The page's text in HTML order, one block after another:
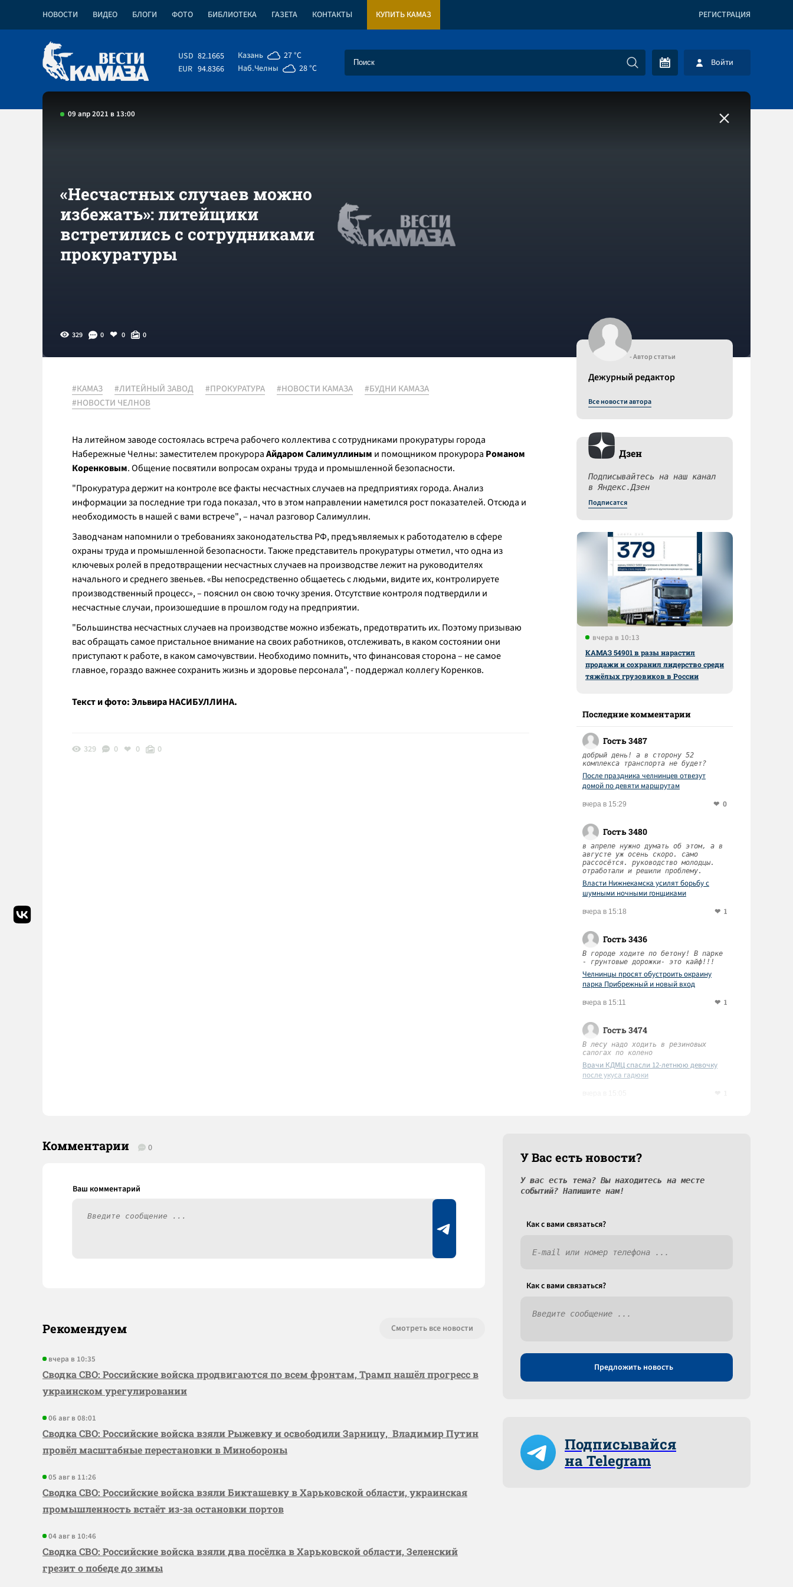
НОВОСТИ ВИДЕО БЛОГИ ФОТО БИБЛИОТЕКА ГАЗЕТА КОНТАКТЫ КУПИТЬ КАМАЗ РЕГИСТРАЦИЯ
USD 82.1665
EUR 94.8366
Казань
27 °C
Наб.Челны
28 °C Войти
09 апр 2021 в 13:00
«Несчастных случаев можно
избежать»: литейщики
встретились с сотрудниками
прокуратуры
329 0 0 0
#КАМАЗ #ЛИТЕЙНЫЙ ЗАВОД #ПРОКУРАТУРА #НОВОСТИ КАМАЗА
#БУДНИ КАМАЗА
#НОВОСТИ ЧЕЛНОВ
На литейном заводе состоялась встреча рабочего коллектива с сотрудниками прокуратуры города
Набережные Челны: заместителем прокурораАйдаром Салимуллиным и помощником прокурора Романом
Коренковым. Общение посвятили вопросам охраны труда и промышленной безопасности.
"Прокуратура держит на контроле все факты несчастных случаев на предприятиях города. Анализ
информации за последние три года показал, что в этом направлении наметился рост показателей. Отсюда и
необходимость в нашей с вами встрече", – начал разговор Салимуллин.
Заводчанам напомнили о требованиях законодательства РФ, предъявляемых к работодателю в сфере
охраны труда и промышленной безопасности. Также представитель прокуратуры отметил, что одна из
ключевых ролей в предотвращении несчастных случаев на производстве лежит на руководителях
начального и среднего звеньев. «Вы непосредственно общаетесь с людьми, видите их, контролируете
производственный процесс», – пояснил он свою точку зрения. Отсутствие контроля подтвердили и
несчастные случаи, произошедшие в прошлом году на предприятии.
"Большинства несчастных случаев на производстве можно избежать, предотвратить их. Поэтому призываю
вас обращать самое пристальное внимание на своих работников, отслеживать, в каком состоянии они
приступают к работе, в каком самочувствии. Необходимо помнить, что финансовая сторона – не самое
главное, гораздо важнее сохранить жизнь и здоровье персонала", -поддержал коллегу Коренков.
Текст и фото: Эльвира НАСИБУЛЛИНА.
329 0 0 0
- Автор статьи
Дежурный редактор
Все новости автора
Дзен
Подписывайтесь на наш канал
в Яндекс.Дзен
Подписатся
вчера в 10:13
КАМАЗ 54901 в разы нарастил
продажи и сохранил лидерство среди
тяжёлых грузовиков в России
Последние комментарии
Гость 3487
добрый день! а в сторону 52
комплекса транспорта не будет?
После праздника челнинцев отвезут
домой по девяти маршрутам
вчера в 15:29 0
Гость 3480
в апреле нужно думать об этом, а в
августе уж осень скоро. само
рассосётся. руководство молодцы.
отработали и решили проблему.
Власти Нижнекамска усилят борьбу с
шумными ночными гонщиками
вчера в 15:18 1
Гость 3436
В городе ходите по бетону! В парке
- грунтовые дорожки- это кайф!!!
Челнинцы просят обустроить окраину
парка Прибрежный и новый вход
вчера в 15:11 1
Гость 3474
В лесу надо ходить в резиновых
сапогах по колено
Врачи КДМЦ спасли 12-летнюю девочку
после укуса гадюки
Комментарии 0
Рекомендуем Смотреть все новости
вчера в 10:35
Сводка СВО: Российские войска продвигаются по всем фронтам, Трамп нашёл прогресс в
украинском урегулировании
06 авг в 08:01
Сводка СВО: Российские войска взяли Рыжевку и освободили Зарницу, Владимир Путин
провёл масштабные перестановки в Минобороны
05 авг в 11:26
Сводка СВО: Российские войска взяли Бикташевку в Харьковской области, украинская
промышленность встаёт из-за остановки портов
04 авг в 10:46
Сводка СВО: Российские войска взяли два посёлка в Харьковской области, Зеленский
грезит о победе до зимы
У Вас есть новости?
У вас есть тема? Вы находитесь на месте
событий? Напишите нам!
Как c вами связаться?
Как c вами связаться?
Предложить новость
Подписывайся
на Telegram